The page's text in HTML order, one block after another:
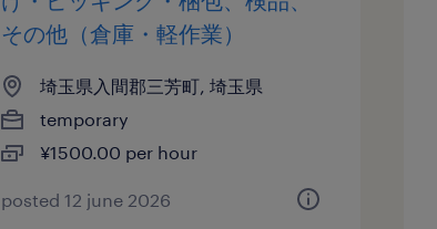
その他（倉庫・軽作業）
埼玉県入間郡三芳町, 埼玉県
temporary
¥1500.00 per hour
posted 12 june 2026